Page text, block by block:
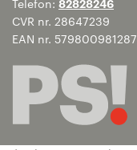
CVR nr. 28647239
EAN nr.